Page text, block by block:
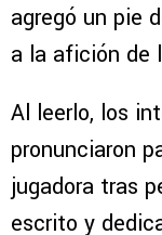
agregó un pie
a la afición de
Al leerlo, los
pronunciaron
jugadora tras
escrito y